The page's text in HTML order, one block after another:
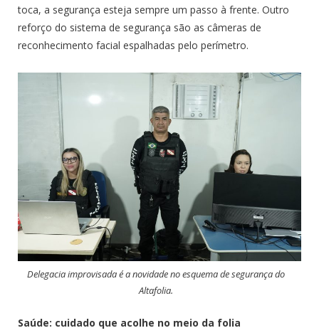
toca, a segurança esteja sempre um passo à frente. Outro
reforço do sistema de segurança são as câmeras de
reconhecimento facial espalhadas pelo perímetro.
Delegacia improvisada é a novidade no esquema de segurança do
Altafolia.
Saúde: cuidado que acolhe no meio da folia